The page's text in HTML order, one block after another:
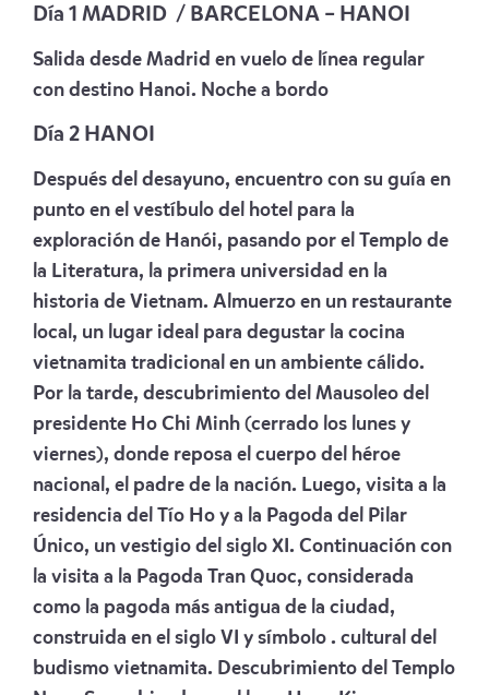
Día 1 MADRID / BARCELONA – HANOI
Salida desde Madrid en vuelo de línea regular
con destino Hanoi. Noche a bordo
Día 2 HANOI
Después del desayuno, encuentro con su guía en
punto en el vestíbulo del hotel para la
exploración de Hanói, pasando por el Templo de
la Literatura, la primera universidad en la
historia de Vietnam. Almuerzo en un restaurante
local, un lugar ideal para degustar la cocina
vietnamita tradicional en un ambiente cálido.
Por la tarde, descubrimiento del Mausoleo del
presidente Ho Chi Minh (cerrado los lunes y
viernes), donde reposa el cuerpo del héroe
nacional, el padre de la nación. Luego, visita a la
residencia del Tío Ho y a la Pagoda del Pilar
Único, un vestigio del siglo XI. Continuación con
la visita a la Pagoda Tran Quoc, considerada
como la pagoda más antigua de la ciudad,
construida en el siglo VI y símbolo . cultural del
budismo vietnamita. Descubrimiento del Templo